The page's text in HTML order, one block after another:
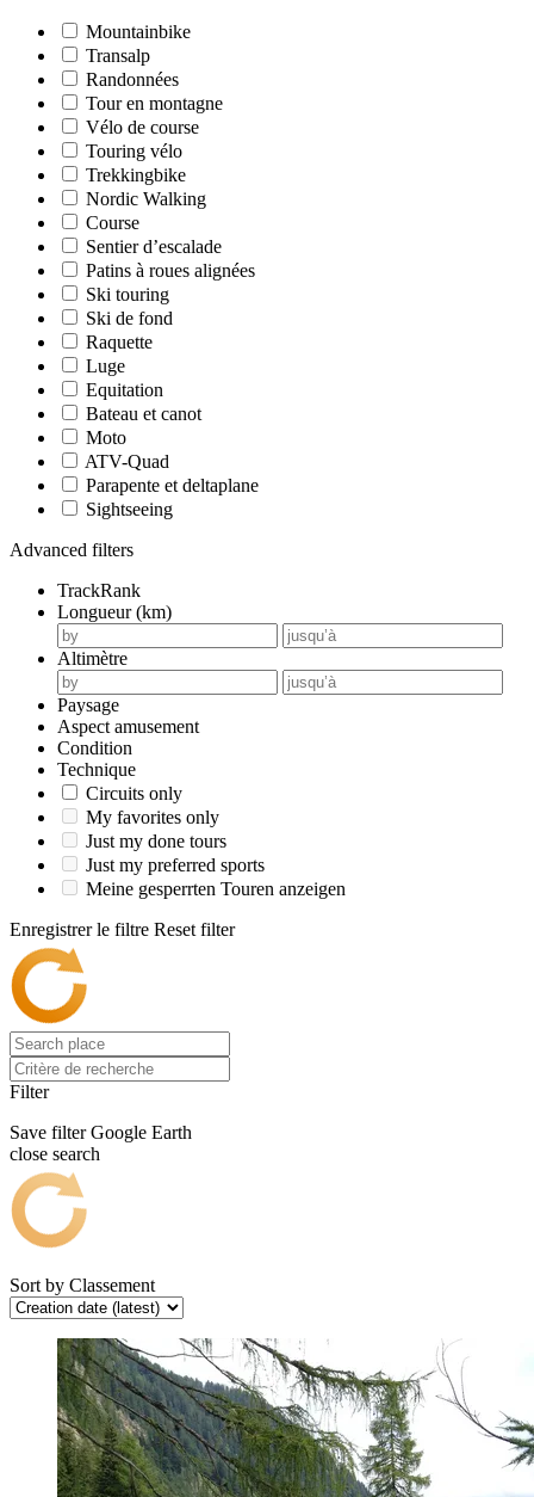
Mountainbike
Transalp
Randonnées
Tour en montagne
Vélo de course
Touring vélo
Trekkingbike
Nordic Walking
Course
Sentier d’escalade
Patins à roues alignées
Ski touring
Ski de fond
Raquette
Luge
Equitation
Bateau et canot
Moto
ATV-Quad
Parapente et deltaplane
Sightseeing
Advanced filters
TrackRank
Longueur (km)
Altimètre
Paysage
Aspect amusement
Condition
Technique
Circuits only
My favorites only
Just my done tours
Just my preferred sports
Meine gesperrten Touren anzeigen
Enregistrer le filtre Reset filter
Filter
Save filter Google Earth
close search
Sort by Classement